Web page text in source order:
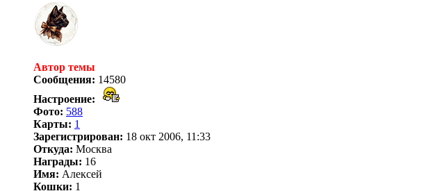
Автор темы
Сообщения: 14580
Настроение:
Фото: 588
Карты: 1
Зарегистрирован: 18 окт 2006, 11:33
Откуда: Москва
Награды: 16
Имя: Алексей
Кошки: 1